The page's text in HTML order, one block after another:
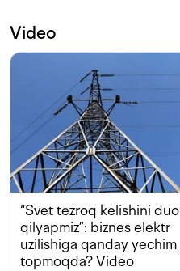
Video
“Svet tezroq kelishini duo
qilyapmiz”: biznes elektr
uzilishiga qanday yechim
topmoqda? Video